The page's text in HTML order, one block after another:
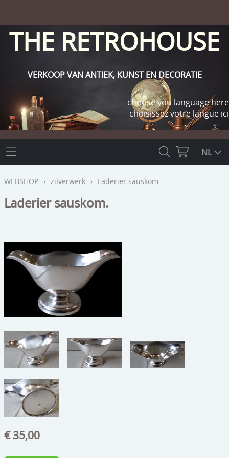
THE RETROHOUSE
VERKOOP VAN ANTIEK, KUNST EN DECORATIE
choose you language here
choisissez votre langue ici
THE RETROHOUSE
WEBSHOP
OUTLET
beelden
meubels
reclamevoorwerpen/merken
curiosa
porselein/aardewerk
juwelen/horloges/brillen
medailles/munten/bankbiljetten
ets/tekening/litho/gravure
INFO
CONTACT
NL
WEBSHOP › zilverwerk › Laderier sauskom.
Laderier sauskom.
€ 35,00